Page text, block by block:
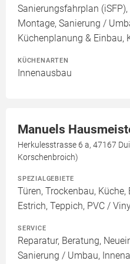
Sanierungsfahrplan
Montage, Sanierung /
Küchenplanung & Einbau,
KÜCHENARTEN
Innenausbau
Manuels
Herkulesstrasse 6 a, 47167
Korschenbroich)
SPEZIALGEBIETE
Türen, Trockenbau,
Estrich, Teppich, PVC /
SERVICE
Reparatur, Beratung,
Sanierung / Umbau,